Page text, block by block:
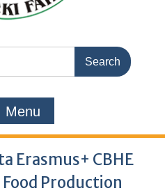
Menu
Erasmus+ CBHE
Production